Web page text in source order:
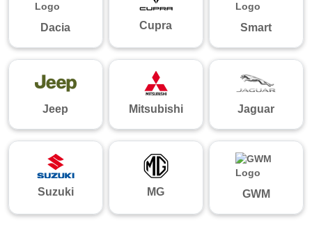
Dacia Cupra Smart
Jeep Mitsubishi Jaguar
Suzuki MG GWM